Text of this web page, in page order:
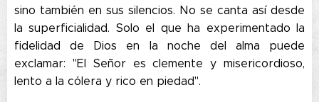
sino también en sus silencios. No se canta así desde
la superficialidad. Solo el que ha experimentado la
fidelidad de Dios en la noche del alma puede
exclamar: "El Señor es clemente y misericordioso,
lento a la cólera y rico en piedad".